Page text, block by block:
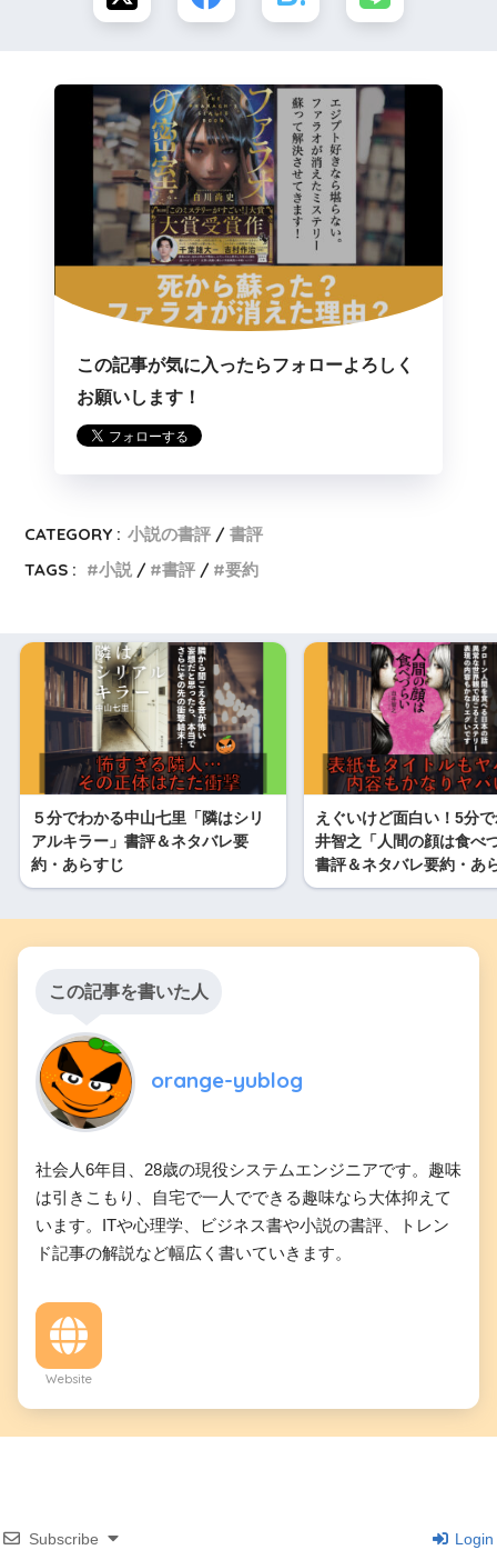
この記事が気に入ったらフォローよろしく
お願いします！
CATEGORY : 小説の書評
書評
TAGS :
小説 書評 要約
５分でわかる中山七里「隣はシリ
アルキラー」書評＆ネタバレ要
約・あらすじ
えぐいけど面白い！5分
井智之「人間の顔は食べ
書評＆ネタバレ要約・あ
この記事を書いた人
orange-yublog
社会人6年目、28歳の現役システムエンジニアです。趣味
は引きこもり、自宅で一人でできる趣味なら大体抑えて
います。ITや心理学、ビジネス書や小説の書評、トレン
ド記事の解説など幅広く書いていきます。
Website
Subscribe Login